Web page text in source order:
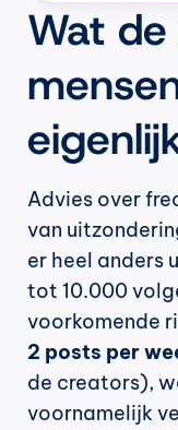
Wat
Advies over
van
er heel anders
tot 10.000
voorkomende
2 posts per
de creators),
voornamelijk